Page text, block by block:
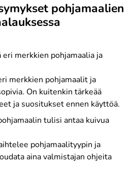
pohjamaalien
eri merkkien pohjamaalia ja
merkkien pohjamaalit ja
On kuitenkin tärkeää
ja suositukset ennen käyttöä.
tulisi antaa kuivua
pohjamaalityypin ja
aina valmistajan ohjeita